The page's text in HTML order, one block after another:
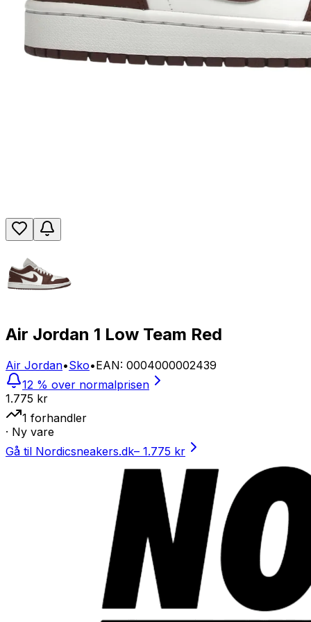
Air Jordan 1 Low Team Red
Air Jordan•Sko•EAN: 0004000002439
12 % over normalprisen
1.775 kr
1 forhandler
· Ny vare
Gå til Nordicsneakers.dk– 1.775 kr